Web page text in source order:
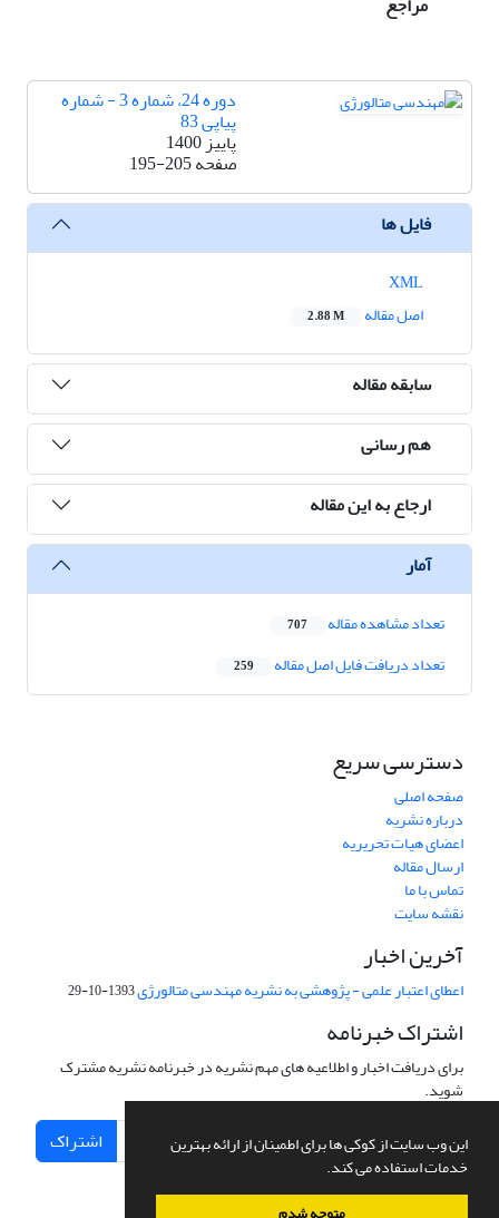
این وب سایت از کوکی ها برای اطمینان از ارائه بهترین
خدمات استفاده می کند.
دوره 24، شماره 3 - شماره
پیاپی 83
پاییز 1400
صفحه195-205
فایل ها
اصل مقاله
2.88 M
سابقه مقاله
هم رسانی
ارجاع به این مقاله
آمار
تعداد مشاهده مقاله 707
تعداد دریافت فایل اصل مقاله 259
دسترسی سریع
صفحه اصلی
درباره نشریه
اعضای هیات تحریریه
ارسال مقاله
تماس با ما
نقشه سایت
آخرین اخبار
اعطای اعتبار علمی - پژوهشی به نشریه مهندسی متالورژی1393-10-29
اشتراک خبرنامه
برای دریافت اخبار و اطلاعیه های مهم نشریه در خبرنامه نشریه مشترک
شوید.
اشتراک